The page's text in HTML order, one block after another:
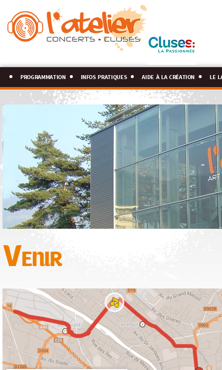
programmation infos pratiques aide à la création le
Venir